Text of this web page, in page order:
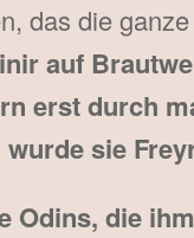
das die
auf
erst durch
sie
Odins, die